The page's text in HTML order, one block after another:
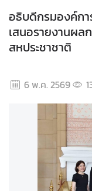
ๆ
ต่
อธิบดีกรมองค์กา
เสนอรายงานผล
สหประชาชาติ
6 พ.ค. 2569